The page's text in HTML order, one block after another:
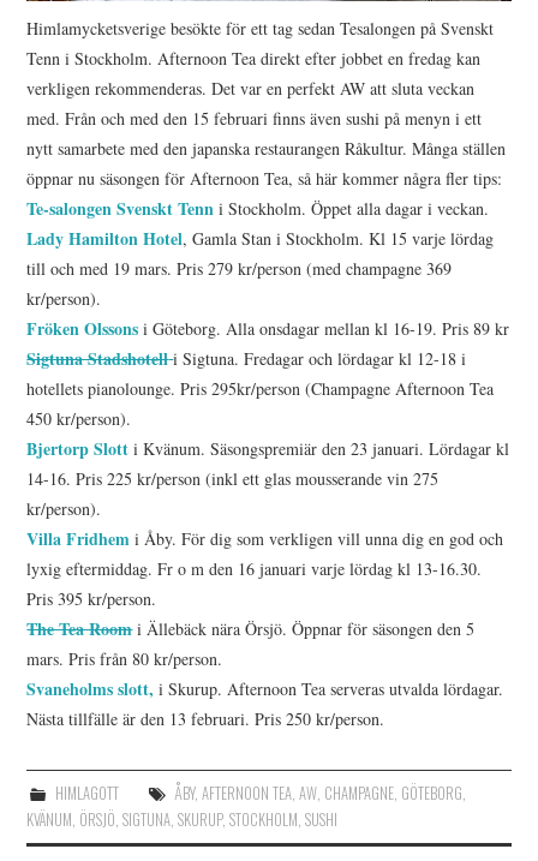
Himlamycketsverige besökte för ett tag sedan Tesalongen på Svenskt
Tenn i Stockholm. Afternoon Tea direkt efter jobbet en fredag kan
verkligen rekommenderas. Det var en perfekt AW att sluta veckan
med. Från och med den 15 februari finns även sushi på menyn i ett
nytt samarbete med den japanska restaurangen Råkultur. Många ställen
öppnar nu säsongen för Afternoon Tea, så här kommer några fler tips:
Te-salongen Svenskt Tenn i Stockholm. Öppet alla dagar i veckan.
Lady Hamilton Hotel, Gamla Stan i Stockholm. Kl 15 varje lördag
till och med 19 mars. Pris 279 kr/person (med champagne 369
kr/person).
Fröken Olssons i Göteborg. Alla onsdagar mellan kl 16-19. Pris 89 kr
Sigtuna Stadshotell i Sigtuna. Fredagar och lördagar kl 12-18 i
hotellets pianolounge. Pris 295kr/person (Champagne Afternoon Tea
450 kr/person).
Bjertorp Slott i Kvänum. Säsongspremiär den 23 januari. Lördagar kl
14-16. Pris 225 kr/person (inkl ett glas mousserande vin 275
kr/person).
Villa Fridhem i Åby. För dig som verkligen vill unna dig en god och
lyxig eftermiddag. Fr o m den 16 januari varje lördag kl 13-16.30.
Pris 395 kr/person.
The Tea Roomi Ällebäck nära Örsjö. Öppnar för säsongen den 5
mars. Pris från 80 kr/person.
Svaneholms slott, i Skurup. Afternoon Tea serveras utvalda lördagar.
Nästa tillfälle är den 13 februari. Pris 250 kr/person.
HIMLAGOTT ÅBY, AFTERNOON TEA, AW, CHAMPAGNE, GÖTEBORG
KVÄNUM ÖRSJÖ ,SIGTUNA ,SKURUP,STOCKHOLM ,SUSHI